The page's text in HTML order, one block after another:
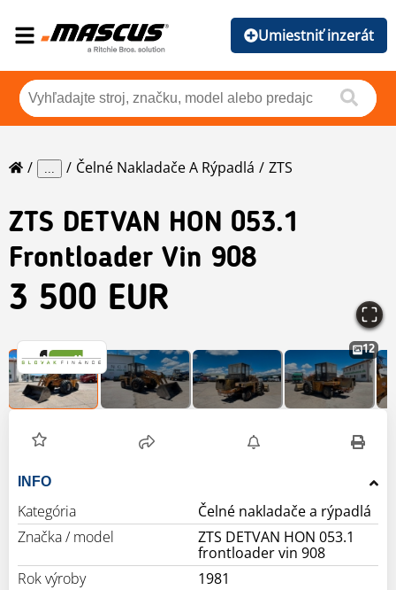
Umiestniť inzerát
... Čelné Nakladače A Rýpadlá ZTS
ZTS DETVAN HON 053.1
Frontloader Vin 908
3 500 EUR
12
INFO
Kategória
Čelné nakladače a rýpadlá
Značka / model
ZTS DETVAN HON 053.1
frontloader vin 908
Rok výroby
1981